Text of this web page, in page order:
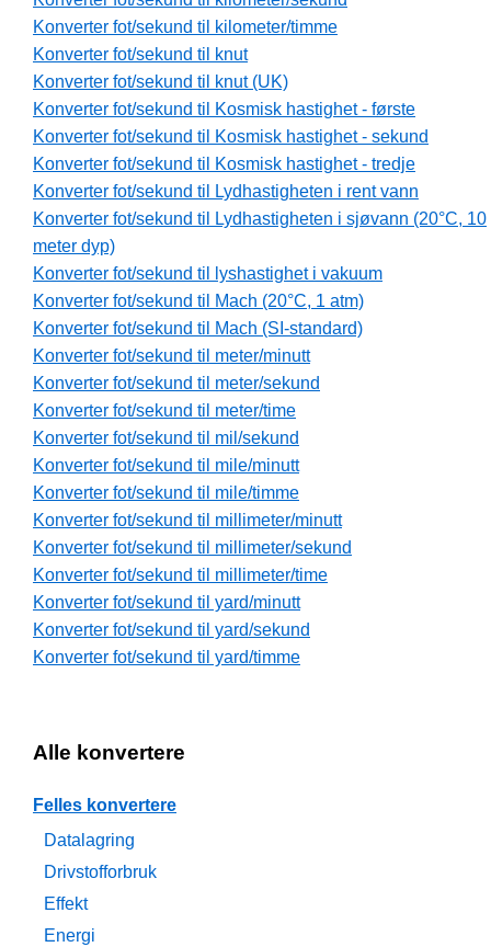
Konverter fot/sekund til kilometer/timme
Konverter fot/sekund til knut
Konverter fot/sekund til knut (UK)
Konverter fot/sekund til Kosmisk hastighet - første
Konverter fot/sekund til Kosmisk hastighet - sekund
Konverter fot/sekund til Kosmisk hastighet - tredje
Konverter fot/sekund til Lydhastigheten i rent vann
Konverter fot/sekund til Lydhastigheten i sjøvann (20°C, 10
meter dyp)
Konverter fot/sekund til lyshastighet i vakuum
Konverter fot/sekund til Mach (20°C, 1 atm)
Konverter fot/sekund til Mach (SI-standard)
Konverter fot/sekund til meter/minutt
Konverter fot/sekund til meter/sekund
Konverter fot/sekund til meter/time
Konverter fot/sekund til mil/sekund
Konverter fot/sekund til mile/minutt
Konverter fot/sekund til mile/timme
Konverter fot/sekund til millimeter/minutt
Konverter fot/sekund til millimeter/sekund
Konverter fot/sekund til millimeter/time
Konverter fot/sekund til yard/minutt
Konverter fot/sekund til yard/sekund
Konverter fot/sekund til yard/timme
Alle konvertere
Felles konvertere
Datalagring
Drivstofforbruk
Effekt
Energi